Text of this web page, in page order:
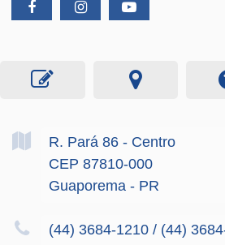
R. Pará 86 - Centro
CEP 87810-000
Guaporema - PR
(44) 3684-1210 / (44)